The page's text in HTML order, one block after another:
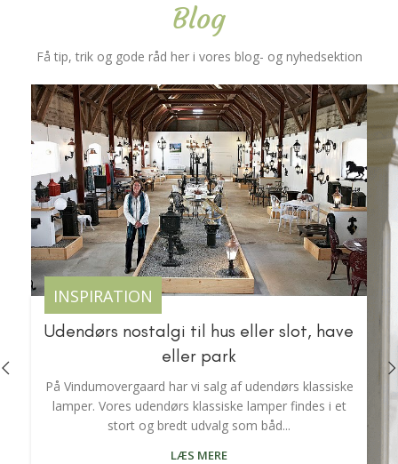
Blog
Få tip, trik og gode råd her i vores blog- og nyhedsektion
INSPIRATION
Udendørs nostalgi til hus eller slot, have
eller park
På Vindumovergaard har vi salg af udendørs klassiske
lamper. Vores udendørs klassiske lamper findes i et
stort og bredt udvalg som båd...
LÆS MERE